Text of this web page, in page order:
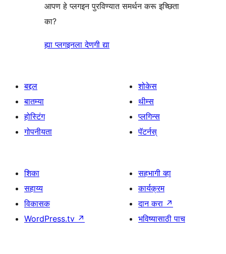
आपण हे प्लगइन पुरविण्यात समर्थन करू इच्छिता
का?
ह्या प्लगइनला देणगी द्या
बद्दल
बातम्या
होस्टिंग
गोपनीयता
शोकेस
थीम्स
प्लगिन्स
पॅटर्नस्
शिका
सहाय्य
विकासक
WordPress.tv ↗
सहभागी व्हा
कार्यक्रम
दान करा ↗
भविष्यासाठी पाच